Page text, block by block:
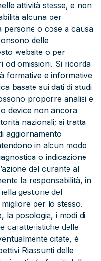
attività stesse, e non
alcuna per
persone o cose a causa
delle
website o per
od omissioni. Si ricorda
formative e informative
basate sui dati di studi
proporre analisi e
device non ancora
nazionali; si tratta
aggiornamento
in alcun modo
o indicazione
del curante al
la responsabilità, in
gestione del
per lo stesso.
la posologia, i modi di
caratteristiche delle
citate, è
Riassunti delle